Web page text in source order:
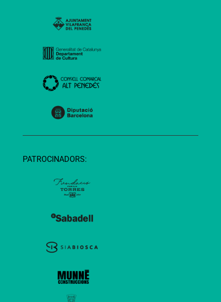
PATROCINADORS: